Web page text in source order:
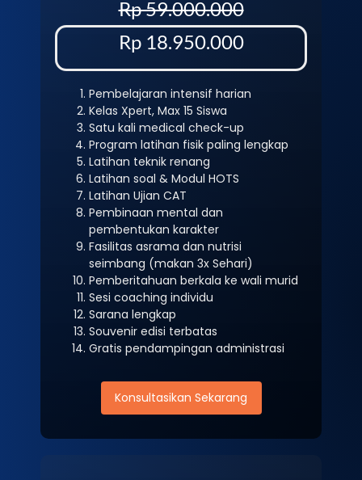
Rp 59.000.000
Rp 18.950.000
Pembelajaran intensif harian
Kelas Xpert, Max 15 Siswa
Satu kali medical check-up
Program latihan fisik paling lengkap
Latihan teknik renang
Latihan soal & Modul HOTS
Latihan Ujian CAT
Pembinaan mental dan
pembentukan karakter
Fasilitas asrama dan nutrisi
seimbang (makan 3x Sehari)
Pemberitahuan berkala ke wali murid
Sesi coaching individu
Sarana lengkap
Souvenir edisi terbatas
Gratis pendampingan administrasi
Konsultasikan Sekarang